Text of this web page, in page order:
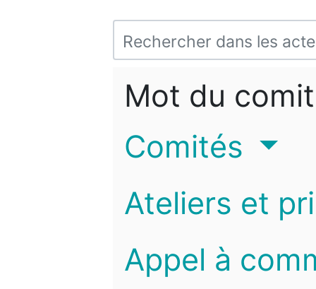
Mot du
Comités
Ateliers et
Appel à